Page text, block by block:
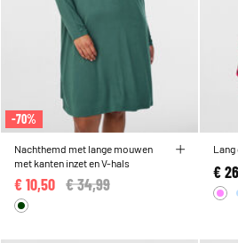
-70%
Nachthemd met lange mouwen
met kanten inzet en V-hals
Price reduced from
€ 34,99
€ 10,50
€